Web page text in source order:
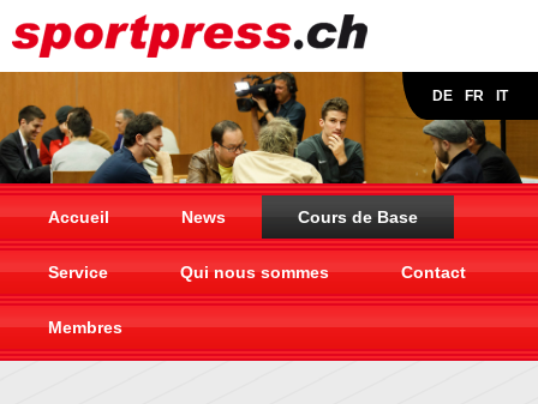
DE FR IT
Accueil News Cours de Base
Service Qui nous sommes Contact
Membres